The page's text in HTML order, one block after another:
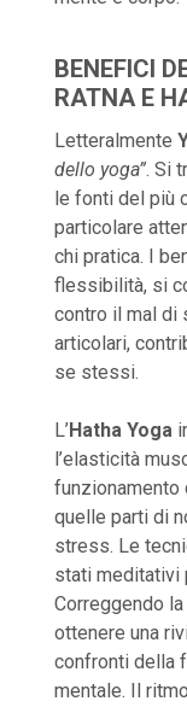
BENEFICI
RATNA E
Letteralmente
dello yoga”. Si
le fonti del più
particolare
chi pratica. I
flessibilità, si
contro il mal di
articolari,
se stessi.
L’Hatha Yoga
l’elasticità
funzionamento
quelle parti di
stress. Le
stati meditativi
Correggendo
ottenere una
confronti della
mentale. Il